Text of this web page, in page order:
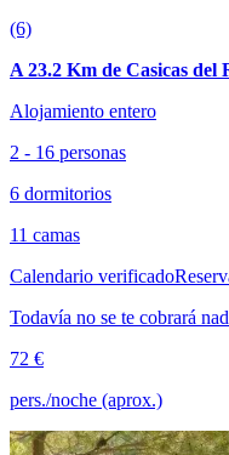
(6)
A 23.2 Km de Casicas del
Alojamiento entero
2 - 16 personas
6 dormitorios
11 camas
Calendario verificado
Todavía no se te cobrará
72 €
pers./noche (aprox.)